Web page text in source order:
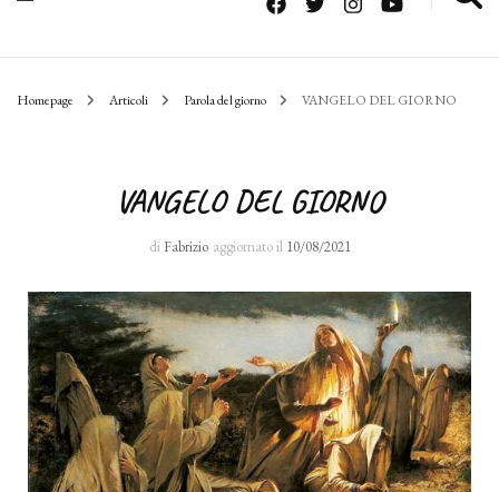
Homepage Articoli Parola del giorno VANGELO DEL GIORNO
VANGELO DEL GIORNO
di Fabrizio aggiornato il 10/08/2021